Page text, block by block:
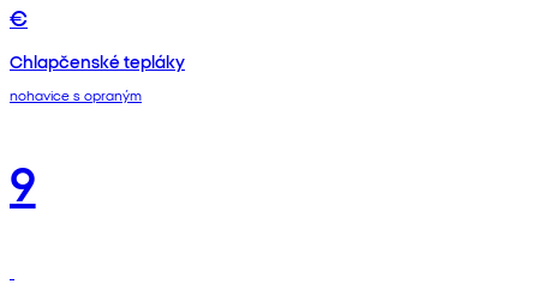
€
Chlapčenské tepláky
nohavice s opraným
9